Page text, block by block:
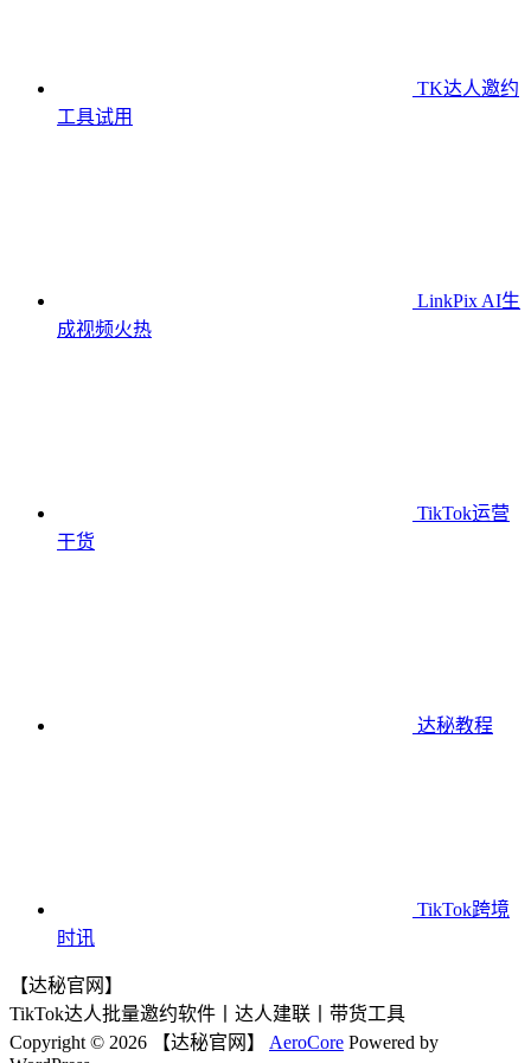
TK达人邀约
工具试用
LinkPix AI生
成视频火热
TikTok运营
干货
达秘教程
TikTok跨境
时讯
【达秘官网】
TikTok达人批量邀约软件丨达人建联丨带货工具
Copyright © 2026 【达秘官网】 AeroCore Powered by